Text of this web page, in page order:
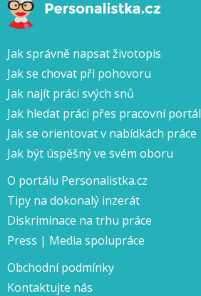
Jak správně napsat životopis
Jak se chovat při pohovoru
Jak najít práci svých snů
Jak hledat práci přes pracovní portál
Jak se orientovat v nabídkách práce
Jak být úspěšný ve svém oboru
O portálu Personalistka.cz
Tipy na dokonalý inzerát
Diskriminace na trhu práce
Press | Media spolupráce
Obchodní podmínky
Kontaktujte nás